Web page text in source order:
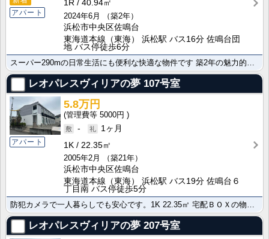
アパート
1R
40.94㎡
2024年6月
（築2年）
浜松市中央区佐鳴台
東海道本線（東海） 浜松駅 バス16分 佐鳴台団
地 バス停徒歩6分
レオパレスヴィリアの夢 107号室
アパート
5.8万円
5000円
-
1ヶ月
1K
22.35㎡
2005年2月
（築21年）
浜松市中央区佐鳴台
東海道本線（東海） 浜松駅 バス19分 佐鳴台６
丁目南 バス停徒歩5分
レオパレスヴィリアの夢 207号室